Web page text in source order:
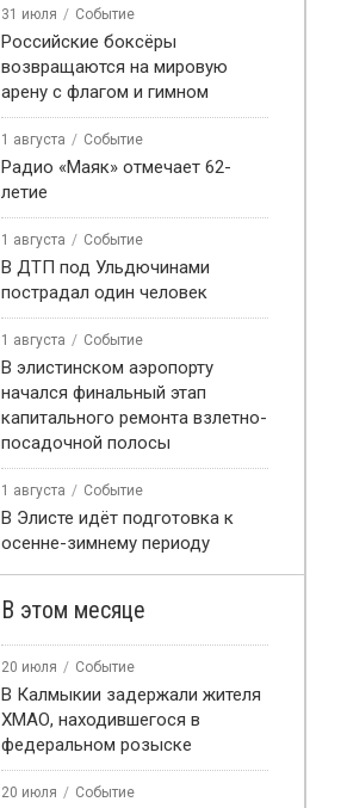
31 июля Событие
Российские боксёры
возвращаются на мировую
арену с флагом и гимном
1 августа Событие
Радио «Маяк» отмечает 62-
летие
1 августа Событие
В ДТП под Ульдючинами
пострадал один человек
1 августа Событие
В элистинском аэропорту
начался финальный этап
капитального ремонта взлетно-
посадочной полосы
1 августа Событие
В Элисте идёт подготовка к
осенне-зимнему периоду
В этом месяце
20 июля Событие
В Калмыкии задержали жителя
ХМАО, находившегося в
федеральном розыске
20 июля Событие